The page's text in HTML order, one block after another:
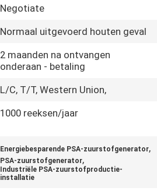
Negotiate
Normaal uitgevoerd houten geval
2 maanden na ontvangen
onderaan - betaling
L/C, T/T, Western Union,
1000 reeksen/jaar
Energiebesparende PSA-zuurstofgenerator,
PSA-zuurstofgenerator,
Industriële PSA-zuurstofproductie-
installatie